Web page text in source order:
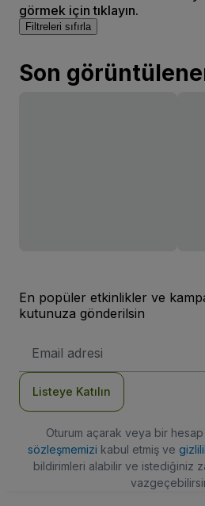
görmek için tıklayın.
Filtreleri sıfırla
Son
En popüler etkinlikler ve
kutunuza gönderilsin
posta
Listeye Katılın
Oturum açarak veya bir
sözleşmemizi kabul etmiş ve
bildirimleri alabilir ve istediğiniz